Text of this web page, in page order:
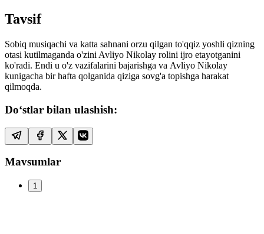
Tavsif
Sobiq musiqachi va katta sahnani orzu qilgan to'qqiz yoshli qizning
otasi kutilmaganda o'zini Avliyo Nikolay rolini ijro etayotganini
ko'radi. Endi u o'z vazifalarini bajarishga va Avliyo Nikolay
kunigacha bir hafta qolganida qiziga sovg'a topishga harakat
qilmoqda.
Do‘stlar bilan ulashish:
Mavsumlar
1